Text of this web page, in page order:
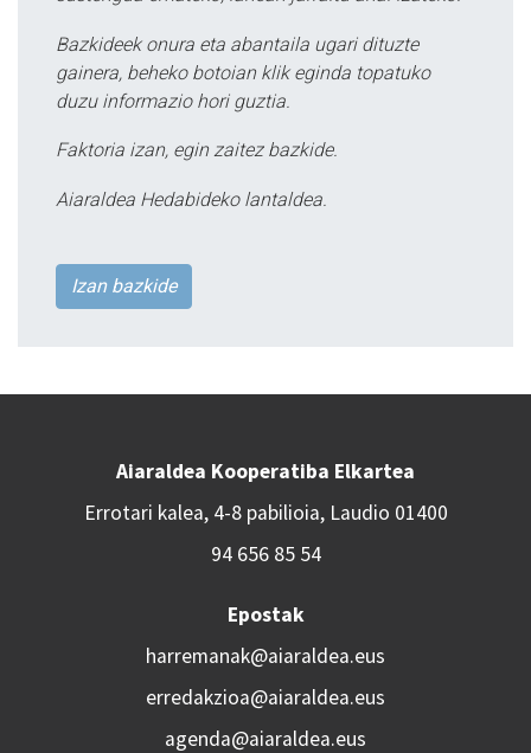
Bazkideek onura eta abantaila ugari dituzte
gainera, beheko botoian klik eginda topatuko
duzu informazio hori guztia.
Faktoria izan, egin zaitez bazkide.
Aiaraldea Hedabideko lantaldea.
Izan bazkide
Aiaraldea Kooperatiba Elkartea
Errotari kalea, 4-8 pabilioia, Laudio 01400
94 656 85 54
Epostak
harremanak@aiaraldea.eus
erredakzioa@aiaraldea.eus
agenda@aiaraldea.eus